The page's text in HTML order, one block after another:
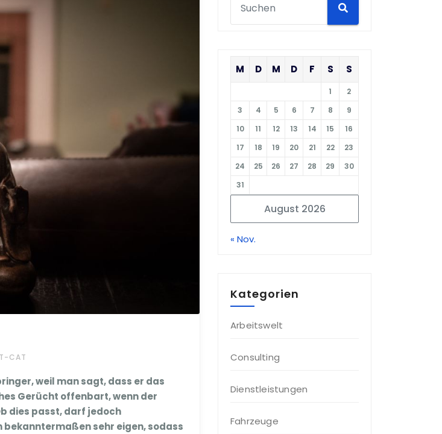
CAT
weil man sagt, dass er das
Gerücht offenbart, wenn der
dies passt, darf jedoch
bekanntermaßen sehr eigen, sodass
August 2026
M D M D F S S
1
2
3
4 5 6 7 8
9
10
11 12 13 14 15
16
17
18 19 20 21 22
23
24
25 26 27 28 29
30
31
« Nov.
Kategorien
Arbeitswelt
Consulting
Dienstleistungen
Fahrzeuge